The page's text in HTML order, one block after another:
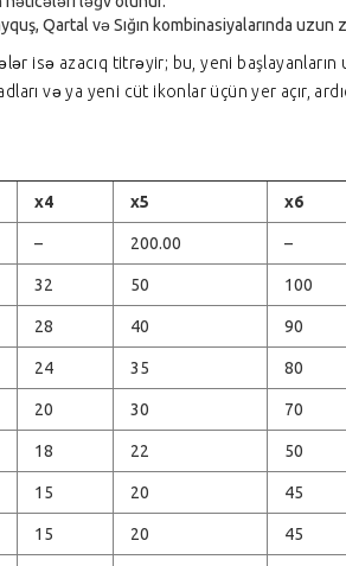
Qartal və Sığın kombinasiyalarında uzun
isə azacıq titrəyir; bu, yeni
və ya yeni cüt ikonlar üçün yer açır,
x4 x5 x6
– 200.00 –
32 50 100
28 40 90
24 35 80
20 30 70
18 22 50
15 20 45
15 20 45